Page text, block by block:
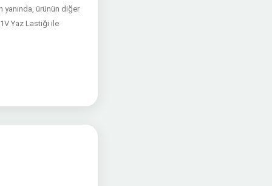
ürünün diğer
Yaz Lastiği ile